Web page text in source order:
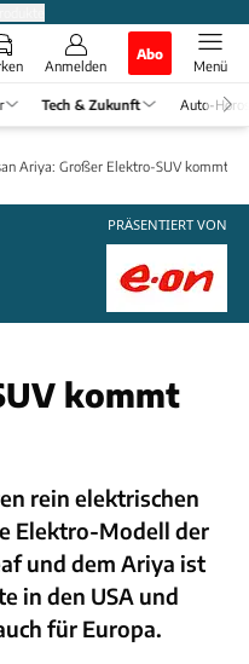
Anmelden
Abo
Menü
Tech & Zukunft Auto-
Ariya: Großer Elektro-SUV kommt
PRÄSENTIERT VON
kommt
rein elektrischen
Elektro-Modell der
und dem Ariya ist
in den USA und
für Europa.